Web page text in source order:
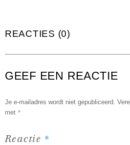
REACTIES (0)
GEEF EEN REACTIE
Je e-mailadres wordt niet gepubliceerd.
met *
Reactie *